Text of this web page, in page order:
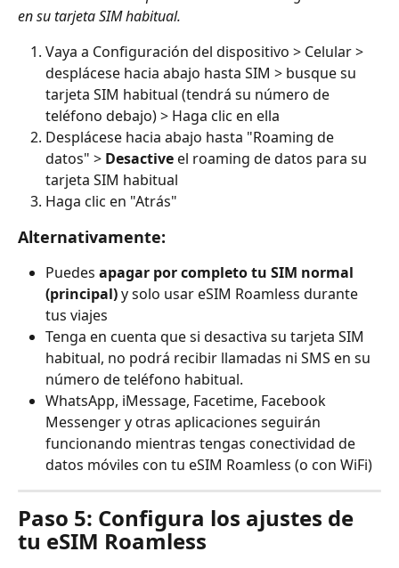
en su tarjeta SIM habitual.
Vaya a Configuración del dispositivo > Celular >
desplácese hacia abajo hasta SIM > busque su
tarjeta SIM habitual (tendrá su número de
teléfono debajo) > Haga clic en ella
Desplácese hacia abajo hasta "Roaming de
datos" > Desactive el roaming de datos para su
tarjeta SIM habitual
Haga clic en "Atrás"
Alternativamente:
Puedes apagar por completo tu SIM normal
(principal) y solo usar eSIM Roamless durante
tus viajes
Tenga en cuenta que si desactiva su tarjeta SIM
habitual, no podrá recibir llamadas ni SMS en su
número de teléfono habitual.
WhatsApp, iMessage, Facetime, Facebook
Messenger y otras aplicaciones seguirán
funcionando mientras tengas conectividad de
datos móviles con tu eSIM Roamless (o con WiFi)
Paso 5: Configura los ajustes de
tu eSIM Roamless